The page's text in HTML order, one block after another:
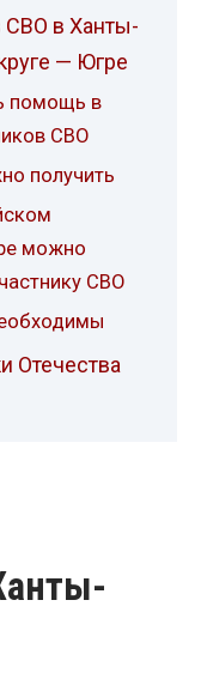
СВО в Ханты-
— Югре
помощь в
СВО
получить
можно
СВО
Отечества